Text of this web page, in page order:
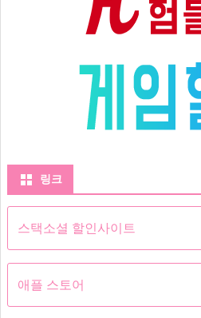
링크
스택소셜 할인사이트
애플 스토어